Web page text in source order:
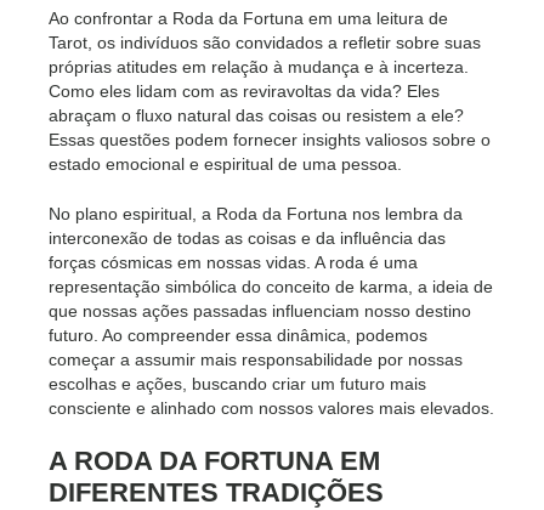
Ao confrontar a Roda da Fortuna em uma leitura de
Tarot, os indivíduos são convidados a refletir sobre suas
próprias atitudes em relação à mudança e à incerteza.
Como eles lidam com as reviravoltas da vida? Eles
abraçam o fluxo natural das coisas ou resistem a ele?
Essas questões podem fornecer insights valiosos sobre o
estado emocional e espiritual de uma pessoa.
No plano espiritual, a Roda da Fortuna nos lembra da
interconexão de todas as coisas e da influência das
forças cósmicas em nossas vidas. A roda é uma
representação simbólica do conceito de karma, a ideia de
que nossas ações passadas influenciam nosso destino
futuro. Ao compreender essa dinâmica, podemos
começar a assumir mais responsabilidade por nossas
escolhas e ações, buscando criar um futuro mais
consciente e alinhado com nossos valores mais elevados.
A RODA DA FORTUNA EM
DIFERENTES TRADIÇÕES